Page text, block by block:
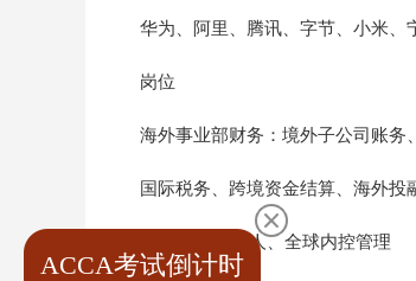
华为、阿里、腾讯、字节、小米、
岗位
海外事业部财务：境外子公司账务
国际税务、跨境资金结算、海外投
ESG 报告负责人、全球内控管理
ACCA考试倒计时